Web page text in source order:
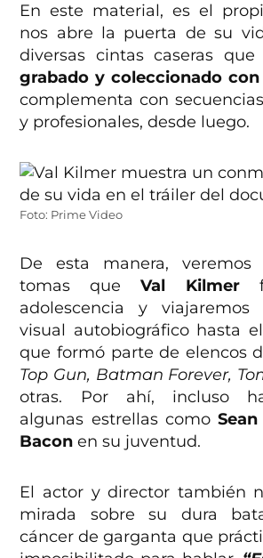
En este material, es el
nos abre la puerta de su
diversas cintas caseras que
grabado y coleccionado con
complementa con
y profesionales, desde luego.
Foto: Prime Video
De esta manera,
tomas queVal Kilmer
adolescencia y
visual autobiográfico hasta
que formó parte de elencos
Top Gun, Batman Forever,
otras. Por ahí, incluso
algunas estrellas como
Bacon en su juventud.
El actor y director también
mirada sobre su dura
cáncer de garganta que